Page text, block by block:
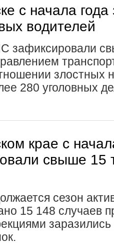
с начала
водителей
зафиксировали
злостных
280 уголовных
крае с
свыше 15
сезон
15 148 случаев
заразились